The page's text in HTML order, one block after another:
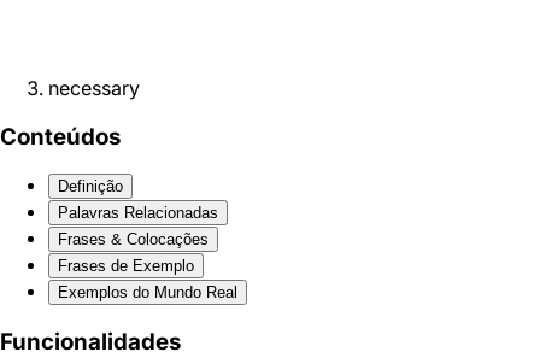
necessary
Conteúdos
Definição
Palavras Relacionadas
Frases & Colocações
Frases de Exemplo
Exemplos do Mundo Real
Funcionalidades